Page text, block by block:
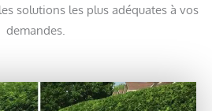
solutions les plus adéquates à vos
demandes.